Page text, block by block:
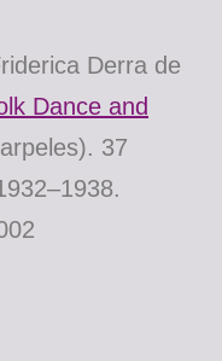
Derra de
Dance and
37